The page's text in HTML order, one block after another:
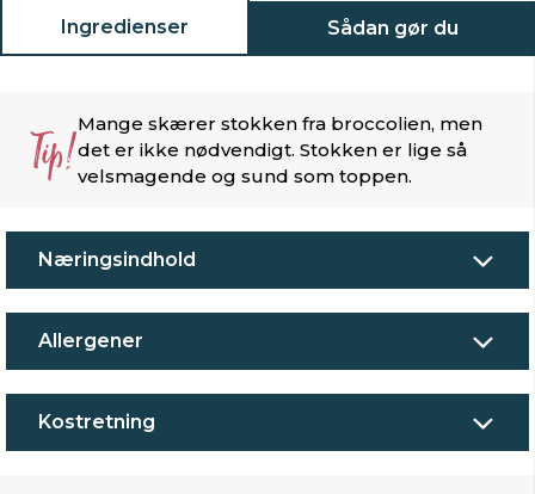
Ingredienser Sådan gør du
Tip!Mange skærer stokken fra broccolien, men
det er ikke nødvendigt. Stokken er lige så
velsmagende og sund som toppen.
Næringsindhold
Allergener
Kostretning